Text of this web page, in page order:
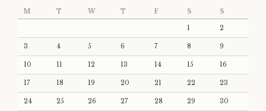
M T W T F S S
1 2
3 4 5 6 7 8 9
10 11 12 13 14 15 16
17 18 19 20 21 22 23
24 25 26 27 28 29 30